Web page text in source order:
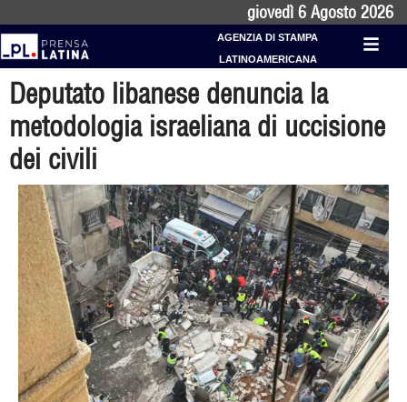
giovedì 6 Agosto 2026
AGENZIA DI STAMPA
LATINOAMERICANA
Deputato libanese denuncia la
metodologia israeliana di uccisione
dei civili